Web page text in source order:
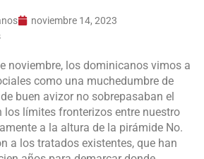
noviembre 14, 2023
noviembre, los dominicanos vimos a
como una muchedumbre de
buen avizor no sobrepasaban el
los límites fronterizos entre nuestro
a la altura de la pirámide No.
a los tratados existentes, que han